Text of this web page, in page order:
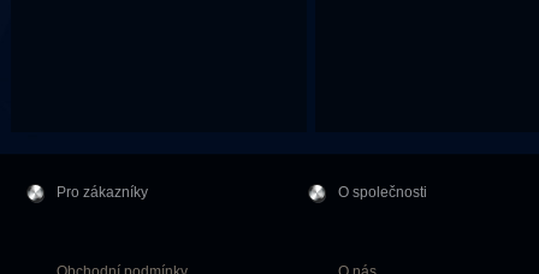
Pro zákazníky O společnosti